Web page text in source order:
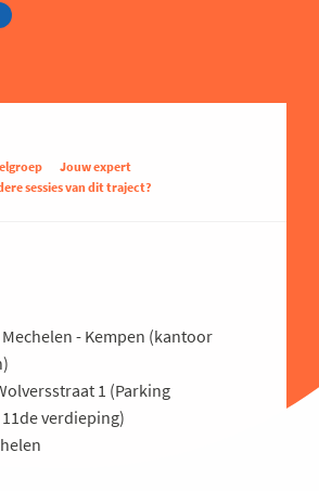
Jouw expert
sessies van dit traject?
Mechelen - Kempen (kantoor
1 (Parking
verdieping)